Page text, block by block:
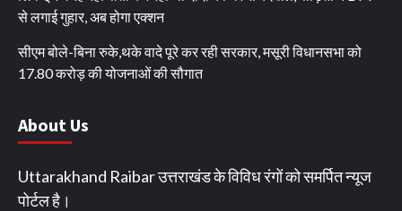
से लगाई गुहार, अब होगा एक्शन
सीएम बोले-बिना रुके,थके वादे पूरे कर रही सरकार, मसूरी विधानसभा को
17.80 करोड़ की योजनाओं की सौगात
About Us
Uttarakhand Raibar उत्तराखंड के विविध रंगों को समर्पित न्यूज
पोर्टल है।